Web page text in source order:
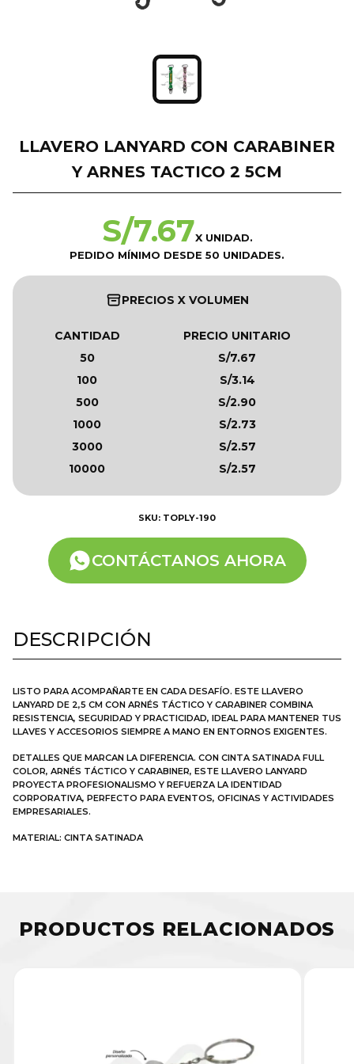
LLAVERO LANYARD CON CARABINER
Y ARNES TACTICO 2 5CM
S/7.67X UNIDAD.
PEDIDO MÍNIMO DESDE 50 UNIDADES.
PRECIOS X VOLUMEN
CANTIDAD
PRECIO UNITARIO
50
S/7.67
100
S/3.14
500
S/2.90
1000
S/2.73
3000
S/2.57
10000
S/2.57
SKU: TOPLY-190
CONTÁCTANOS AHORA
DESCRIPCIÓN
LISTO PARA ACOMPAÑARTE EN CADA DESAFÍO. ESTE LLAVERO
LANYARD DE 2,5 CM CON ARNÉS TÁCTICO Y CARABINER COMBINA
RESISTENCIA, SEGURIDAD Y PRACTICIDAD, IDEAL PARA MANTENER TUS
LLAVES Y ACCESORIOS SIEMPRE A MANO EN ENTORNOS EXIGENTES.
DETALLES QUE MARCAN LA DIFERENCIA. CON CINTA SATINADA FULL
COLOR, ARNÉS TÁCTICO Y CARABINER, ESTE LLAVERO LANYARD
PROYECTA PROFESIONALISMO Y REFUERZA LA IDENTIDAD
CORPORATIVA, PERFECTO PARA EVENTOS, OFICINAS Y ACTIVIDADES
EMPRESARIALES.
MATERIAL: CINTA SATINADA
PRODUCTOS RELACIONADOS